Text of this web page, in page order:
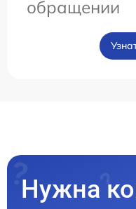
обращении
Нужна